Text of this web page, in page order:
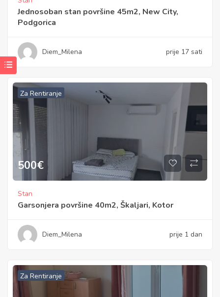
Jednosoban stan površine 45m2, New City,
Podgorica
Diem_Milena prije 17 sati
Za Rentiranje
500€
Stan
Garsonjera površine 40m2, Škaljari, Kotor
Diem_Milena prije 1 dan
Za Rentiranje